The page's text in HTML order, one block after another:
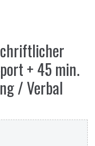
+ 45 min.
/ Verbal